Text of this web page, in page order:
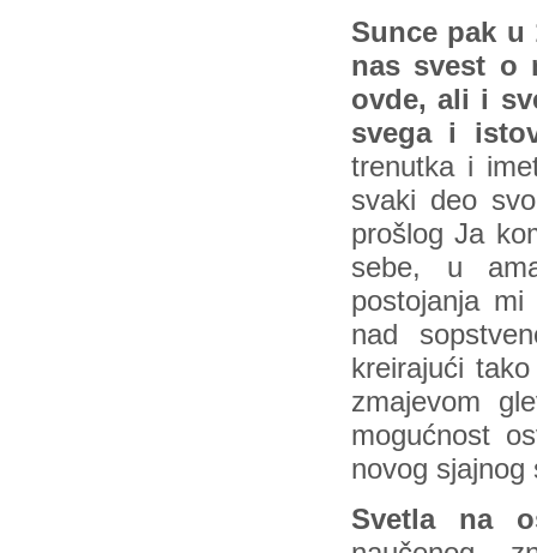
Sunce pak u
nas svest o
ovde, ali i
svega i
trenutka i
svaki deo
prošlog Ja
sebe, u
postojanja
nad
kreirajući
zmajevom
mogućnost
novog
Svetla na